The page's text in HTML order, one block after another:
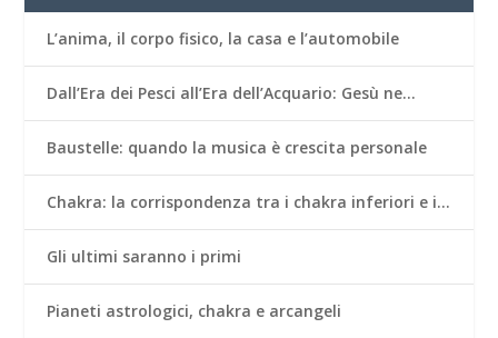
L’anima, il corpo fisico, la casa e l’automobile
Dall’Era dei Pesci all’Era dell’Acquario: Gesù ne…
Baustelle: quando la musica è crescita personale
Chakra: la corrispondenza tra i chakra inferiori e i…
Gli ultimi saranno i primi
Pianeti astrologici, chakra e arcangeli